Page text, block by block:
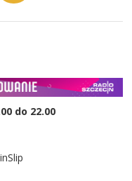
do 22.00